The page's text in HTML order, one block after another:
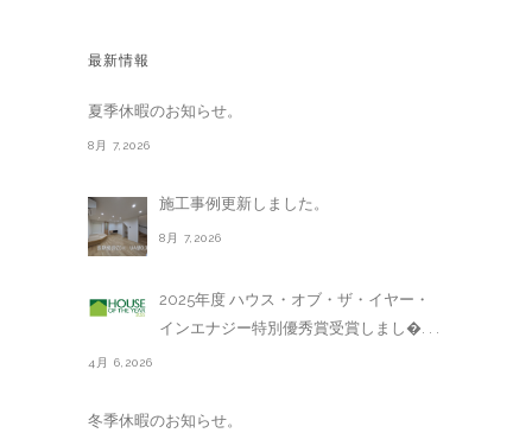
最新情報
夏季休暇のお知らせ。
8月 7,2026
施工事例更新しました。
8月 7,2026
2025年度 ハウス・オブ・ザ・イヤー・
インエナジー特別優秀賞受賞しまし�. . .
4月 6,2026
冬季休暇のお知らせ。